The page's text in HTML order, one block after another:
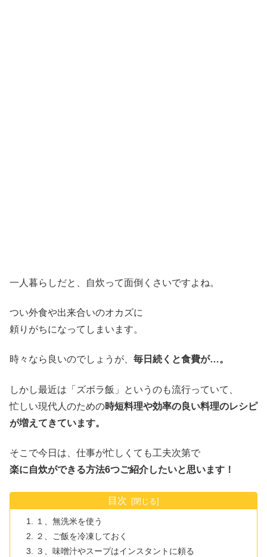
一人暮らしだと、自炊って面倒くさいですよね。
つい外食や出来合いのオカズに
頼りがちになってしまいます。
時々なら良いのでしょうが、 毎日続くと食費が…。
しかし最近は「ズボラ飯」というのも流行っていて、
忙しい現代人のための時短料理や効率の良い料理のレシピ
が増えてきています。
そこで今日は、仕事が忙しくても工夫次第で
楽に自炊ができる方法6つご紹介したいと思います！
目次
１、無洗米を使う
２、ご飯を冷凍しておく
３、味噌汁やスープはインスタントに頼る